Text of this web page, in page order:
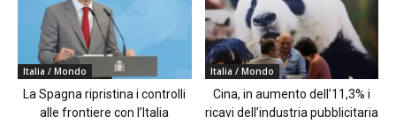
Italia / Mondo
La Spagna ripristina i controlli
alle frontiere con l’Italia
Italia / Mondo
Cina, in aumento dell’11,3% i
ricavi dell’industria pubblicitaria